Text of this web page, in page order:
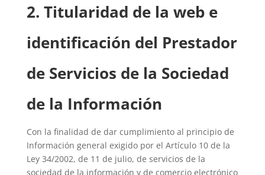
2. Titularidad de la web e
identificación del Prestador
de Servicios de la Sociedad
de la Información
Con la finalidad de dar cumplimiento al principio de
Información general exigido por el Artículo 10 de la
Ley 34/2002, de 11 de julio, de servicios de la
sociedad de la información y de comercio electrónico